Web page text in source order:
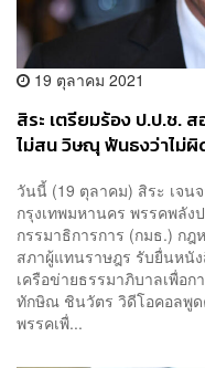
19 ตุลาคม 2021
สิระ เตรียมร้อง ป.ป.ช.
ไม่สน วิษณุ ฟันธงว่าไม่
วันนี้ (19 ตุลาคม) สิระ เจน
กรุงเทพมหานคร พรรคพลั
กรรมาธิการการ (กมธ.) ก
สภาผู้แทนราษฎร รับยื่นหนั
เครือข่ายธรรมาภิบาลเพื่อ
ทักษิณ ชินวัตร วิดีโอคอลพูด
พรรคเพื่...